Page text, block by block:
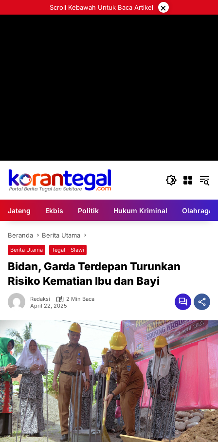
ke
Scroll Kebawah Untuk Baca Artikel ×
Jateng Ekbis Politik Hukum Kriminal Olahraga
Beranda Berita Utama
Berita Utama Tegal - Slawi
Bidan, Garda Terdepan Turunkan
Risiko Kematian Ibu dan Bayi
Redaksi
2 Min Baca
April 22, 2025